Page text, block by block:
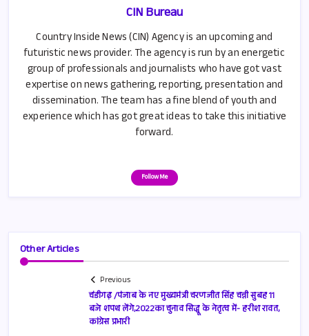
CIN Bureau
Country Inside News (CIN) Agency is an upcoming and
futuristic news provider. The agency is run by an energetic
group of professionals and journalists who have got vast
expertise on news gathering, reporting, presentation and
dissemination. The team has a fine blend of youth and
experience which has got great ideas to take this initiative
forward.
Follow Me
Other Articles
Previous
चंडीगढ़ /पंजाब के नए मुख्यमंत्री चरणजीत सिंह चन्नी सुबह 11
बजे शपथ लेंगे,2022का चुनाव सिद्धू के नेतृत्व में- हरीश रावत,
कांग्रेस प्रभारी